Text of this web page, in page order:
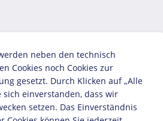
neben den technisch
Cookies noch Cookies zur
gesetzt. Durch Klicken auf „Alle
sich einverstanden, dass wir
setzen. Das Einverständnis